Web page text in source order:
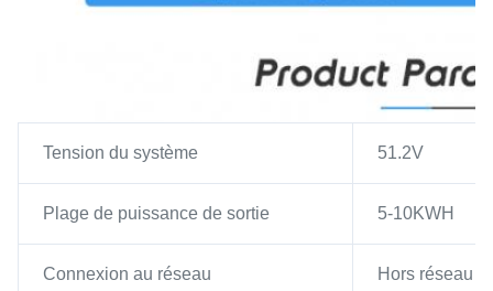
Tension du système 51.2V
Plage de puissance de sortie 5-10KWH
Connexion au réseau Hors réseau